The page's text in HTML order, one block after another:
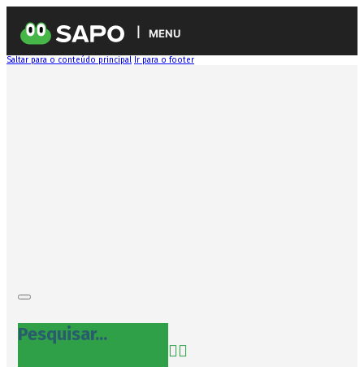
MENU
Saltar para o conteúdo principal Ir para o footer
Pesquisar...